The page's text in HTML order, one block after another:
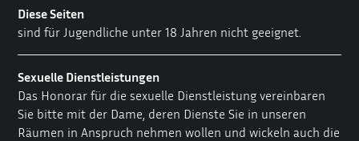
Diese Seiten
sind für Jugendliche unter 18 Jahren nicht geeignet.
Sexuelle Dienstleistungen
Das Honorar für die sexuelle Dienstleistung vereinbaren
Sie bitte mit der Dame, deren Dienste Sie in unseren
Räumen in Anspruch nehmen wollen und wickeln auch die